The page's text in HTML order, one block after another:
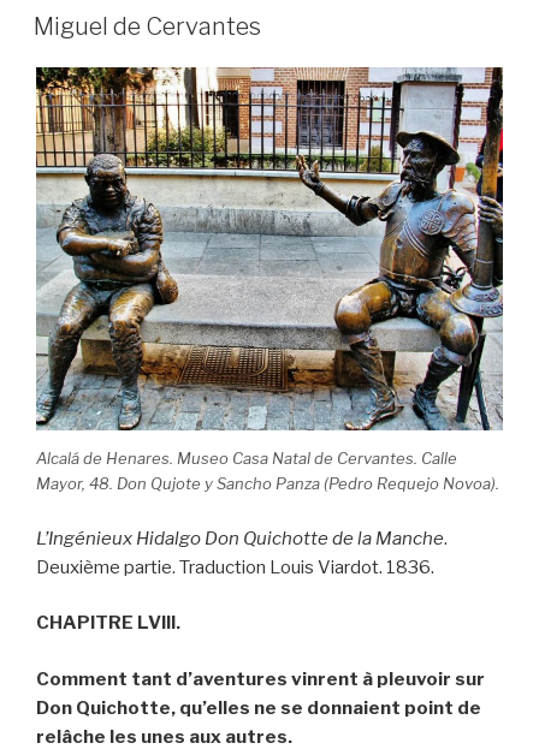
e
b
o
o
k
er
k
et er
LE
Miguel de Cervantes
Alcalá de Henares. Museo Casa Natal de Cervantes. Calle
Mayor, 48. Don Qujote y Sancho Panza (Pedro Requejo Novoa).
L’Ingénieux Hidalgo Don Quichotte de la Manche.
Deuxième partie. Traduction Louis Viardot. 1836.
CHAPITRE LVIII.
Comment tant d’aventures vinrent à pleuvoir sur
Don Quichotte, qu’elles ne se donnaient point de
relâche les unes aux autres.